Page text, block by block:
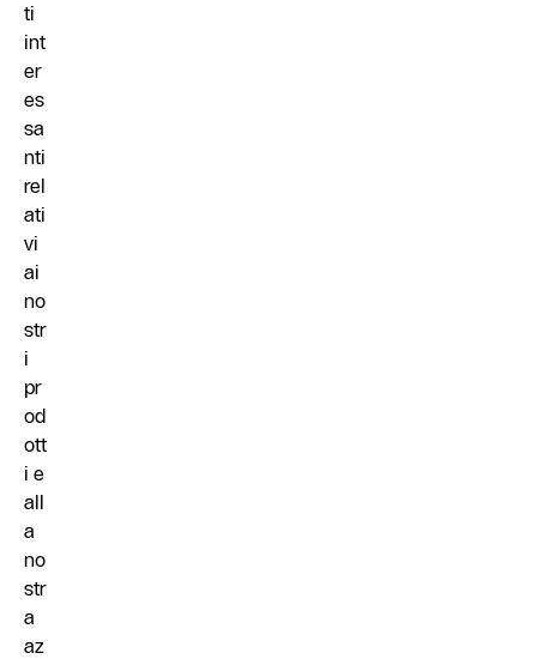
ti
int
er
es
sa
nti
rel
ati
vi
ai
no
str
i
pr
od
ott
i e
all
a
no
str
a
az